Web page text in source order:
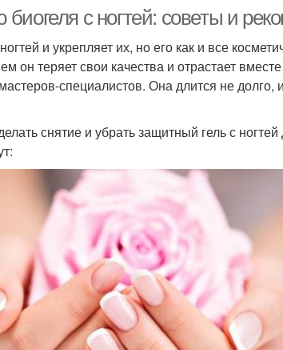
с ногтей: советы и
и укрепляет их, но его как и все
он теряет свои качества и отрастает
специалистов. Она длится не долго,
снятие и убрать защитный гель с